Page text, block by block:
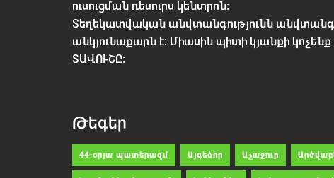
ուսուցման ռեսուրս կենտրոն:
Տեղեկատվական անվտանգությունն
անկյունաքարն է: Միասին պիտի կյանքի
ՏԱՎՈՒՇԸ:
Թեգեր
44-օրյա պատերազմ Այգեձոր Աչաջուր